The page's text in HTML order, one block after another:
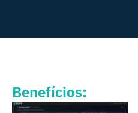
Benefícios: